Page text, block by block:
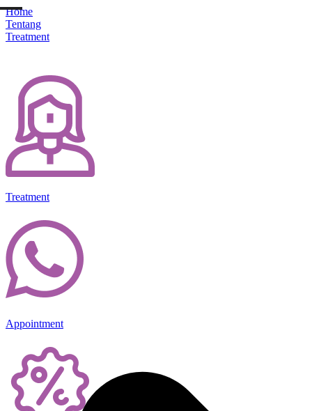
Home
Tentang
Treatment
Treatment
Appointment